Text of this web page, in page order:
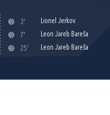
3'
Lionel Jerkov
7'
Leon Jareb Bareša
25'
Leon Jareb Bareša